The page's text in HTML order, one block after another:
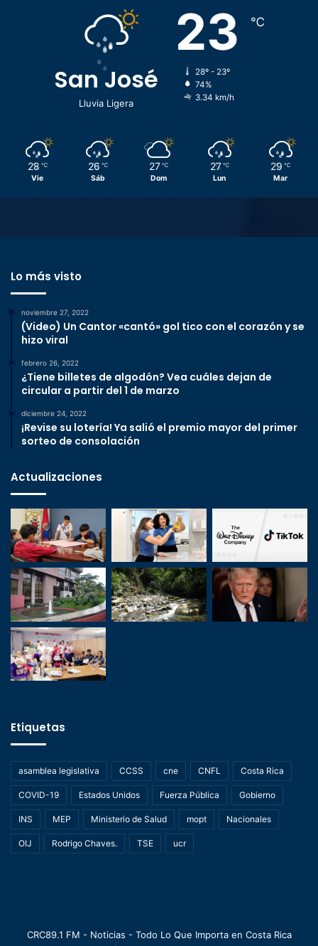
San José
Lluvia Ligera
23 ℃
28º - 23º
74%
3.34 km/h
28 ℃
Vie
26 ℃
Sáb
27 ℃
Dom
27 ℃
Lun
29 ℃
Mar
Lo más visto
noviembre 27, 2022
(Video) Un Cantor «cantó» gol tico con el corazón y se
hizo viral
febrero 26, 2022
¿Tiene billetes de algodón? Vea cuáles dejan de
circular a partir del 1 de marzo
diciembre 24, 2022
¡Revise su lotería! Ya salió el premio mayor del primer
sorteo de consolación
Actualizaciones
Etiquetas
asamblea legislativa CCSS cne CNFL Costa Rica
COVID-19 Estados Unidos Fuerza Pública Gobierno
INS MEP Ministerio de Salud mopt Nacionales
OIJ Rodrigo Chaves. TSE ucr
CRC89.1 FM - Noticias - Todo Lo Que Importa en Costa Rica